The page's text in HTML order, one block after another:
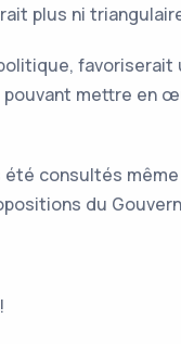
plus ni
mettre en
été consultés
du